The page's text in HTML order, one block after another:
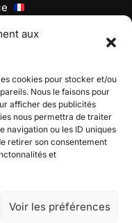
aux
cookies pour stocker et/ou
Nous le faisons pour
afficher des publicités
nous permettra de traiter
navigation ou les ID uniques
retirer son consentement
et
Voir les préférences
Rejoignez
Pokémon